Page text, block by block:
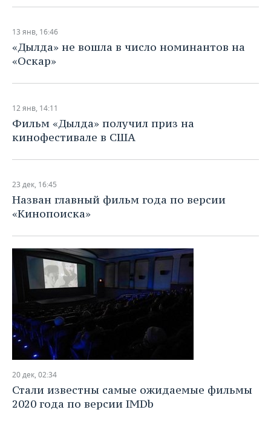
13 янв, 16:46
«Дылда» не вошла в число номинантов на
«Оскар»
12 янв, 14:11
Фильм «Дылда» получил приз на
кинофестивале в США
23 дек, 16:45
Назван главный фильм года по версии
«Кинопоиска»
20 дек, 02:34
Стали известны самые ожидаемые фильмы
2020 года по версии IMDb